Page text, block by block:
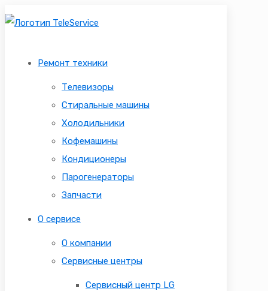
Ремонт техники
Телевизоры
Стиральные машины
Холодильники
Кофемашины
Кондиционеры
Парогенераторы
Запчасти
О сервисе
О компании
Сервисные центры
Сервисный центр LG